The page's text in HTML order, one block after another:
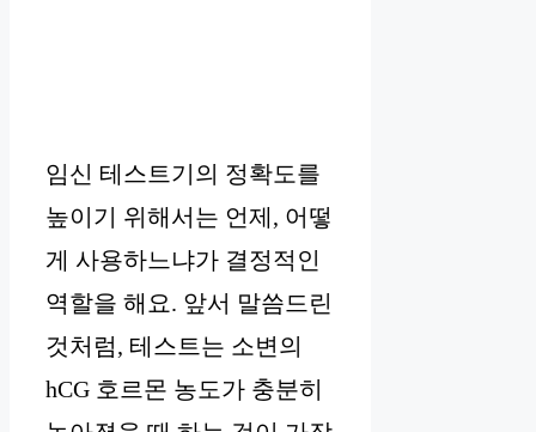
임신 테스트기의 정확도를
높이기 위해서는 언제, 어떻
게 사용하느냐가 결정적인
역할을 해요. 앞서 말씀드린
것처럼, 테스트는 소변의
hCG 호르몬 농도가 충분히